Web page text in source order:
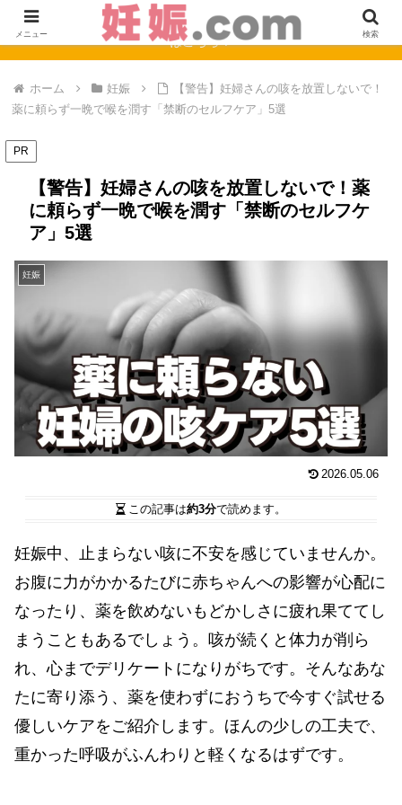
【完全保存版】妊娠0週〜40週のママの症状と赤ちゃんの成長まとめ
はこちら！
ホーム 妊娠
【警告】妊婦さんの咳を放置しないで！
薬に頼らず一晩で喉を潤す「禁断のセルフケア」5選
PR
【警告】妊婦さんの咳を放置しないで！薬
に頼らず一晩で喉を潤す「禁断のセルフケ
ア」5選
妊娠
2026.05.06
この記事は約3分で読めます。
妊娠中、止まらない咳に不安を感じていませんか。
お腹に力がかかるたびに赤ちゃんへの影響が心配に
なったり、薬を飲めないもどかしさに疲れ果ててし
まうこともあるでしょう。咳が続くと体力が削ら
れ、心までデリケートになりがちです。そんなあな
たに寄り添う、薬を使わずにおうちで今すぐ試せる
優しいケアをご紹介します。ほんの少しの工夫で、
重かった呼吸がふんわりと軽くなるはずです。
メニュー 検索